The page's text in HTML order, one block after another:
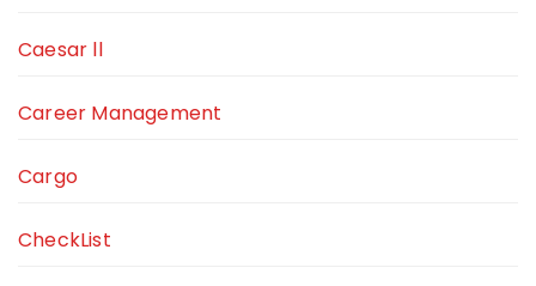
Caesar ll
Career Management
Cargo
CheckList